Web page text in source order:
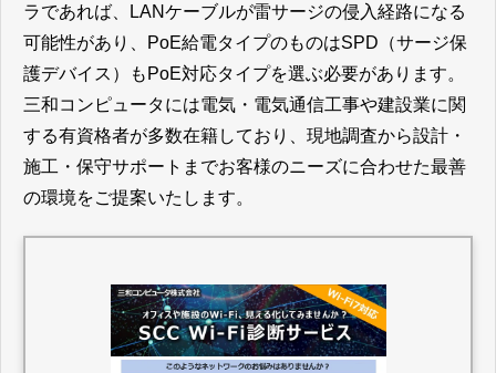
ラであれば、LANケーブルが雷サージの侵入経路になる
可能性があり、PoE給電タイプのものはSPD（サージ保
護デバイス）もPoE対応タイプを選ぶ必要があります。
三和コンピュータには電気・電気通信工事や建設業に関
する有資格者が多数在籍しており、現地調査から設計・
施工・保守サポートまでお客様のニーズに合わせた最善
の環境をご提案いたします。